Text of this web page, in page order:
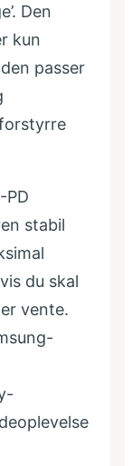
Den
kun
passer
PD
stabil
du skal
vente.